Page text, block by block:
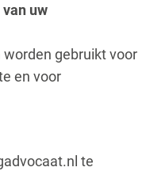
uw
gebruikt voor
en voor
te